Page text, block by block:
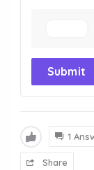
Submit
1
Share